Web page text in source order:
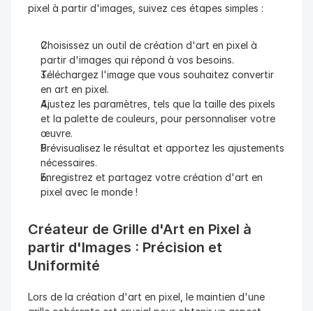
pixel à partir d'images, suivez ces étapes simples :
Choisissez un outil de création d'art en pixel à
partir d'images qui répond à vos besoins.
Téléchargez l'image que vous souhaitez convertir
en art en pixel.
Ajustez les paramètres, tels que la taille des pixels
et la palette de couleurs, pour personnaliser votre
œuvre.
Prévisualisez le résultat et apportez les ajustements
nécessaires.
Enregistrez et partagez votre création d'art en
pixel avec le monde !
Créateur de Grille d'Art en Pixel à
partir d'Images : Précision et
Uniformité
Lors de la création d'art en pixel, le maintien d'une